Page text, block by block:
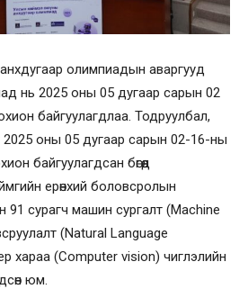
олимпиадын аваргууд
нь 2025 оны 05 дугаар сарын 02
байгуулагдлаа. Тодруулбал,
оны 05 дугаар сарын 02-16-ны
байгуулагдсан бөгөөд
ерөнхий боловсролын
91 сурагч машин сургалт (Machine
(Natural Language
хараа (Computer vision) чиглэлийн
юм.